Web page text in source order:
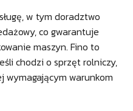
w tym doradztwo
co gwarantuje
maszyn. Fino to
chodzi o sprzęt rolniczy,
warunkom